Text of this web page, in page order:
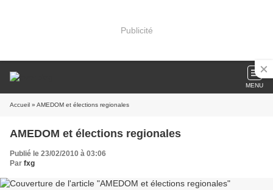
Publicité
MENU
Accueil » AMEDOM et élections regionales
AMEDOM et élections regionales
Publié le 23/02/2010 à 03:06
Par fxg